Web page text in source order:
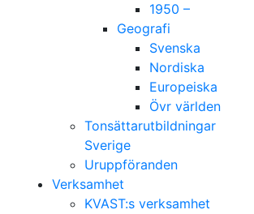
1950 –
Geografi
Svenska
Nordiska
Europeiska
Övr världen
Tonsättarutbildningar
Sverige
Uruppföranden
Verksamhet
KVAST:s verksamhet